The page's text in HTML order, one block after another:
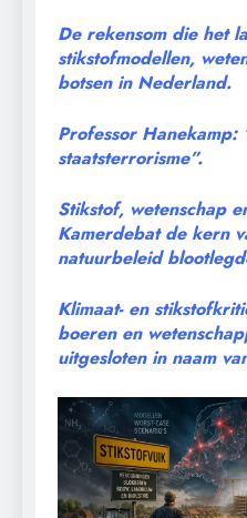
De rekensom die het
stikstofmodellen,
botsen in Nederland.
Professor Hanekamp:
staatsterrorisme”.
Stikstof, wetenschap
Kamerdebat de kern
natuurbeleid
Klimaat- en
boeren en
uitgesloten in naam